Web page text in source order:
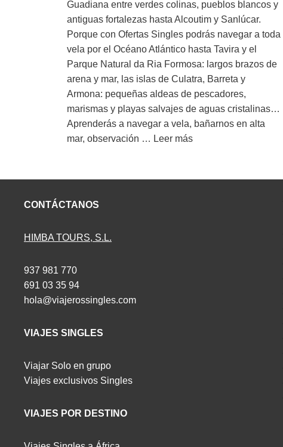
Guadiana entre verdes colinas, pueblos blancos y
antiguas fortalezas hasta Alcoutim y Sanlúcar.
Porque con Ofertas Singles podrás navegar a toda
vela por el Océano Atlántico hasta Tavira y el
Parque Natural da Ria Formosa: largos brazos de
arena y mar, las islas de Culatra, Barreta y
Armona: pequeñas aldeas de pescadores,
marismas y playas salvajes de aguas cristalinas…
Aprenderás a navegar a vela, bañarnos en alta
mar, observación … Leer más
CONTÁCTANOS
HIMBA TOURS, S.L.
937 981 770
691 03 35 94
hola@viajerossingles.com
VIAJES SINGLES
Viajar Solo en grupo
Viajes exclusivos Singles
VIAJES POR DESTINO